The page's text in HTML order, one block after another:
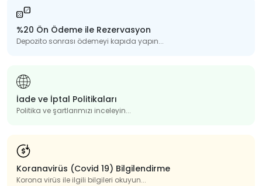
%20 Ön Ödeme ile Rezervasyon
Depozito sonrası ödemeyi kapıda yapın...
İade ve İptal Politikaları
Politika ve şartlarımızı inceleyin...
Koranavirüs (Covid 19) Bilgilendirme
Korona virüs ile ilgili bilgileri okuyun...